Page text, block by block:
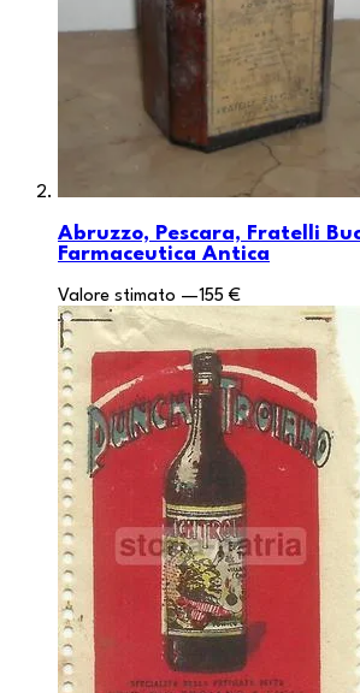
Abruzzo, Pescara, Fratelli
Farmaceutica Antica
Valore stimato —155 €